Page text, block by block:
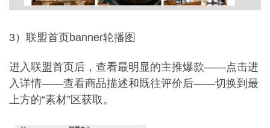
3）联盟首页banner轮播图
进入联盟首页后，查看最明显的主推爆款——点击进
入详情——查看商品描述和既往评价后——切换到最
上方的“素材”区获取。